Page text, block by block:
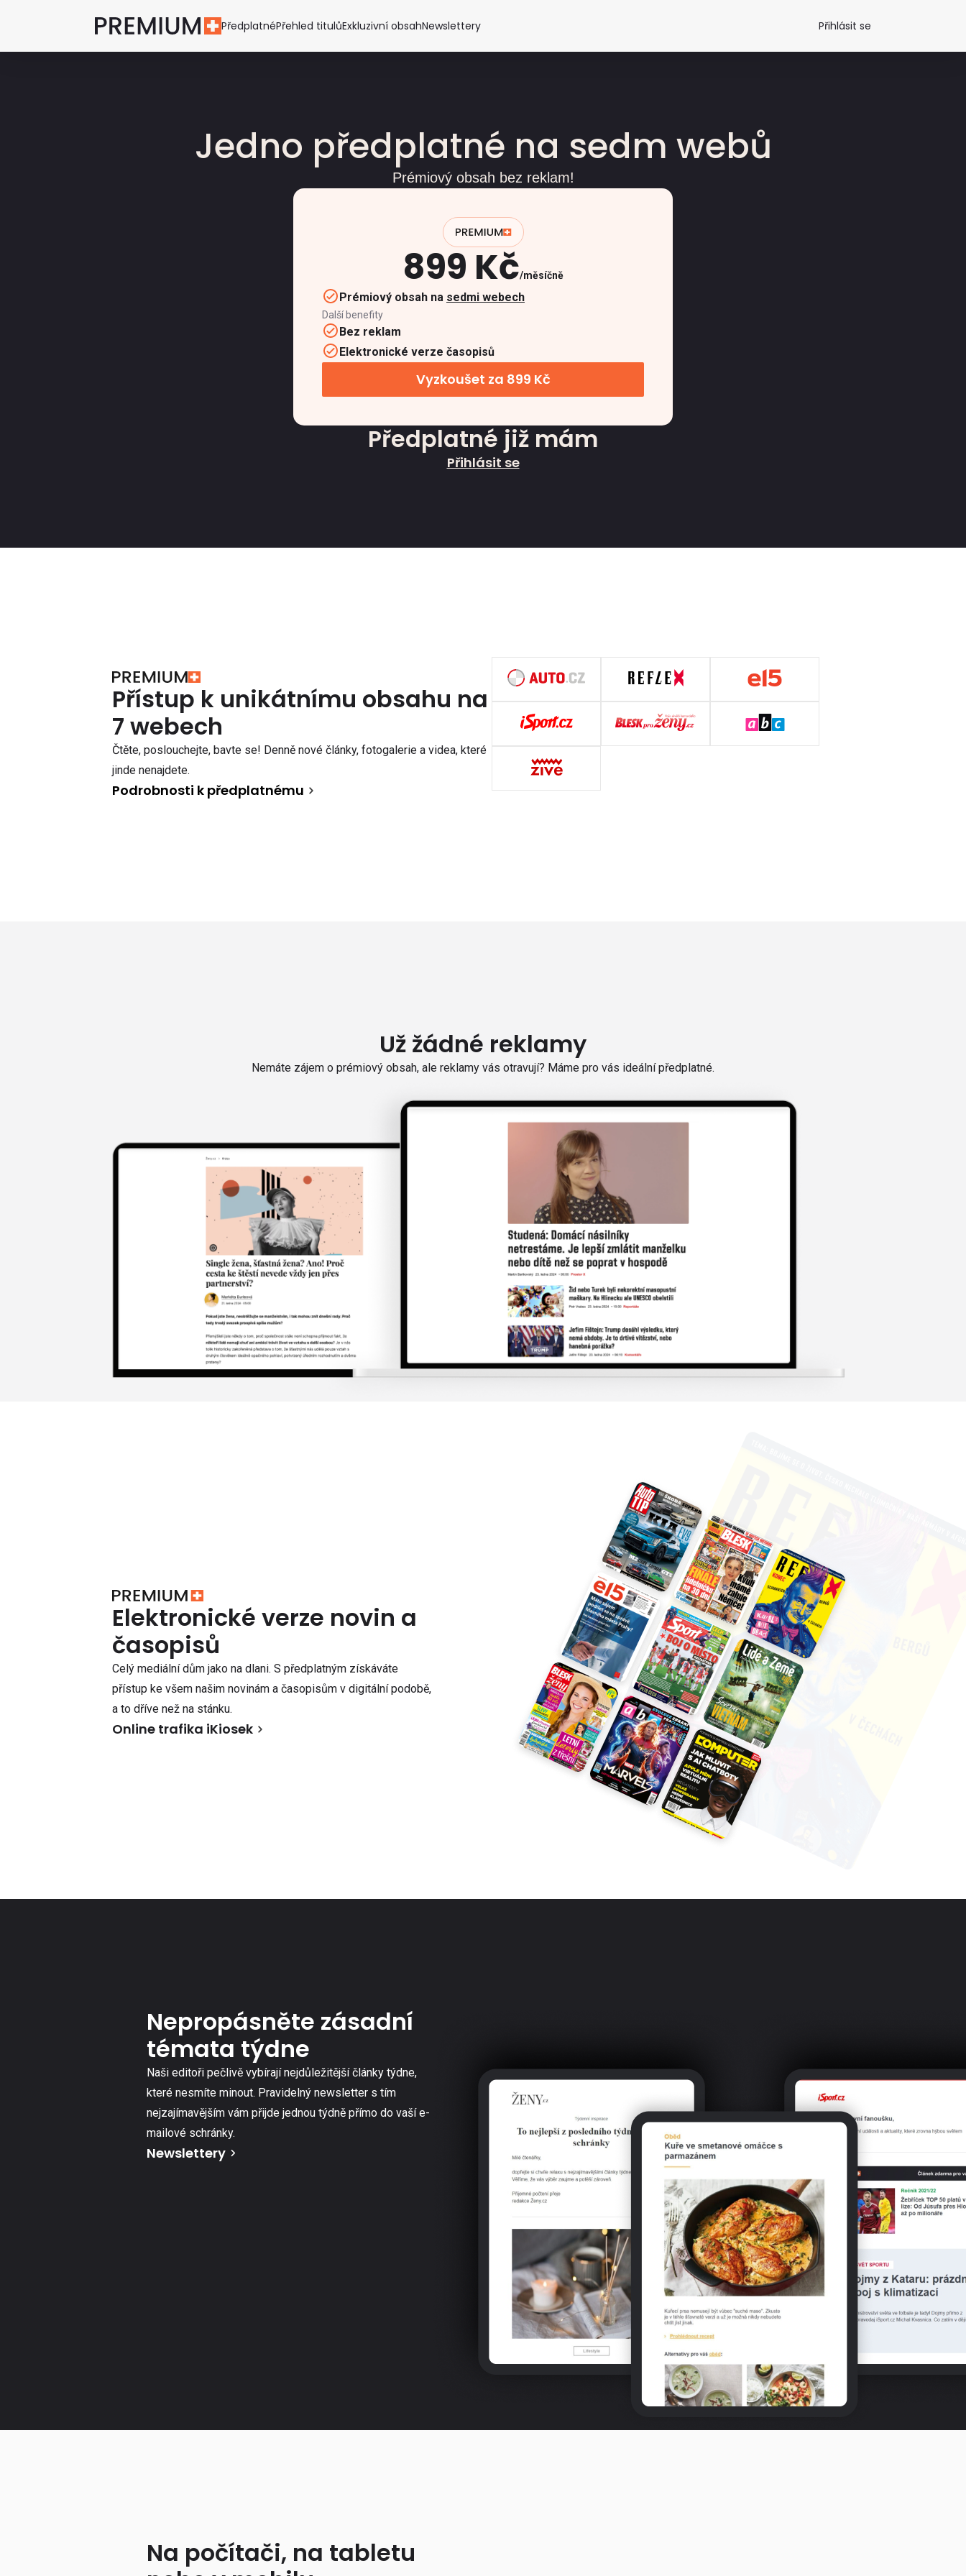
PředplatnéPřehled titulůExkluzivní obsahNewslettery Přihlásit se
Jedno předplatné na sedm webů
Prémiový obsah bez reklam!
899 Kč měsíčně
Prémiový obsah na sedmi webech
Další benefity
Bez reklam
Elektronické verze časopisů
Vyzkoušet za 899 Kč
Předplatné již mám
Přihlásit se
Přístup k unikátnímu obsahu na
7 webech
Čtěte, poslouchejte, bavte se! Denně nové články, fotogalerie a videa, které
jinde nenajdete.
Podrobnosti k předplatnému
Už žádné reklamy
Nemáte zájem o prémiový obsah, ale reklamy vás otravují? Máme pro vás ideální předplatné.
Elektronické verze novin a
časopisů
Celý mediální dům jako na dlani. S předplatným získáváte
přístup ke všem našim novinám a časopisům v digitální podobě,
a to dříve než na stánku.
Online trafika iKiosek
Nepropásněte zásadní
témata týdne
Naši editoři pečlivě vybírají nejdůležitější články týdne,
které nesmíte minout. Pravidelný newsletter s tím
nejzajímavějším vám přijde jednou týdně přímo do vaší e-
mailové schránky.
Newslettery
Na počítači, na tabletu